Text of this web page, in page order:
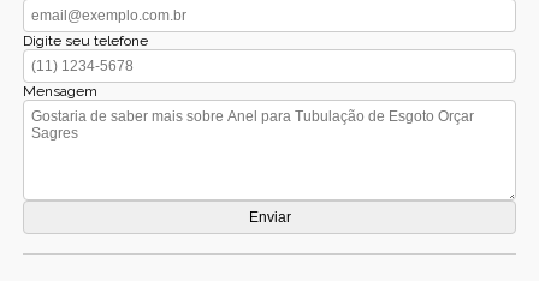
Digite seu telefone
Mensagem